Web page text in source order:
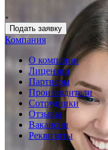
Подать заявку
Компания
О компании
Лицензии
Партнеры
Производители
Сотрудники
Отзывы
Вакансии
Реквизиты